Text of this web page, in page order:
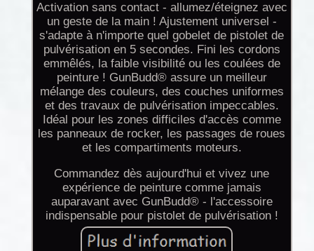
Activation sans contact - allumez/éteignez avec
un geste de la main ! Ajustement universel -
s'adapte à n'importe quel gobelet de pistolet de
pulvérisation en 5 secondes. Fini les cordons
emmêlés, la faible visibilité ou les coulées de
peinture ! GunBudd® assure un meilleur
mélange des couleurs, des couches uniformes
et des travaux de pulvérisation impeccables.
Idéal pour les zones difficiles d'accès comme
les panneaux de rocker, les passages de roues
et les compartiments moteurs.
Commandez dès aujourd'hui et vivez une
expérience de peinture comme jamais
auparavant avec GunBudd® - l'accessoire
indispensable pour pistolet de pulvérisation !